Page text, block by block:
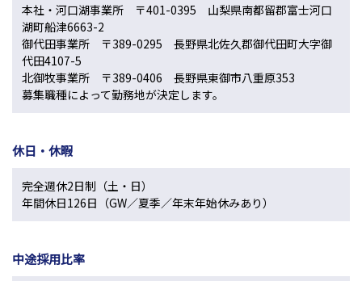
本社・河口湖事業所 〒401-0395 山梨県南都留郡富士河口
湖町船津6663-2
御代田事業所 〒389-0295 長野県北佐久郡御代田町大字御
代田4107-5
北御牧事業所 〒389-0406 長野県東御市八重原353
募集職種によって勤務地が決定します。
休日・休暇
完全週休2日制（土・日）
年間休日126日（GW／夏季／年末年始休みあり）
中途採用比率